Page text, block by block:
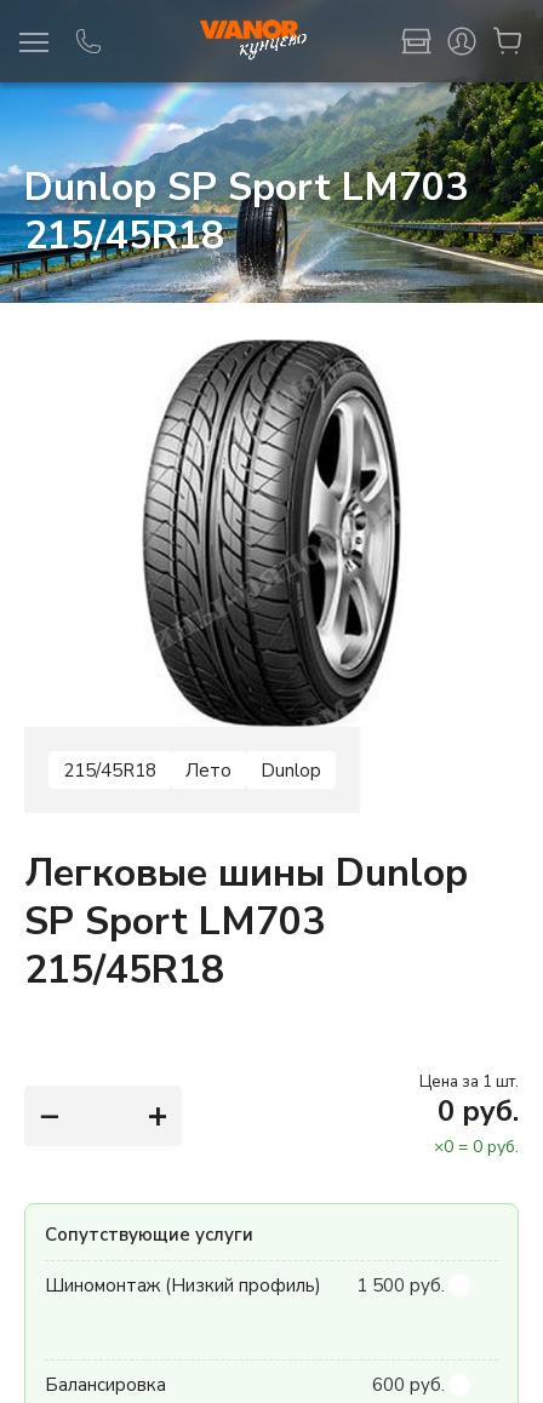
Dunlop SP Sport LM703
215/45R18
215/45R18 Лето Dunlop
Легковые шины Dunlop
SP Sport LM703
215/45R18
− +
Цена за 1 шт.
0 руб.
×0 = 0 руб.
Сопутствующие услуги
Шиномонтаж (Низкий профиль) 1 500 руб.
Балансировка 600 руб.
Информация Фото товара